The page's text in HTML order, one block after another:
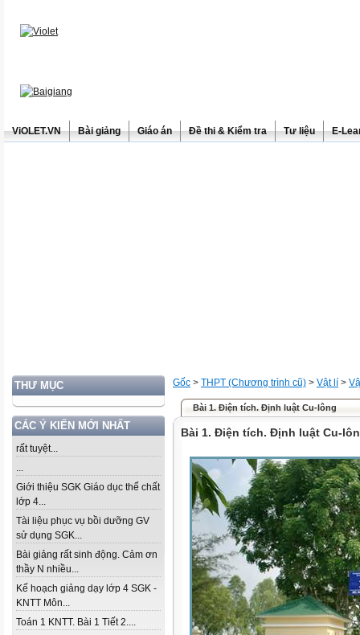
ViOLET.VN Bài giảng Giáo án Đề thi & Kiểm tra Tư liệu E-
THƯ MỤC
CÁC Ý KIẾN MỚI NHẤT
rất tuyệt...
...
Giới thiệu SGK Giáo dục thể chất
lớp 4...
Tài liệu phục vụ bồi dưỡng GV
sử dụng SGK...
Bài giảng rất sinh động. Cảm ơn
thầy N nhiều...
Kế hoạch giảng dạy lớp 4 SGK -
KNTT Môn...
Toán 1 KNTT. Bài 1 Tiết 2....
Gốc > THPT (Chương trình cũ) > Vật lí >
Bài 1. Điện tích. Định luật Cu-lông
Bài 1. Điện tích. Định luật Cu-